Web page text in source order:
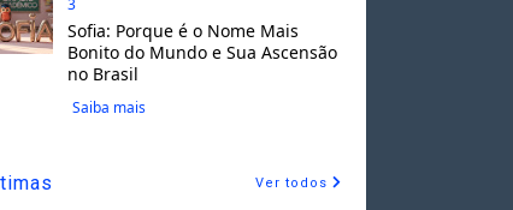
3
Sofia: Porque é o Nome Mais
Bonito do Mundo e Sua Ascensão
no Brasil
Saiba mais
Ver todos